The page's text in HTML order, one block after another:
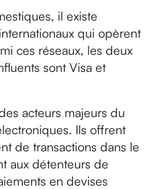
il existe
qui opèrent
ces réseaux, les deux
sont Visa et
acteurs majeurs du
Ils offrent
de transactions dans le
aux détenteurs de
en devises